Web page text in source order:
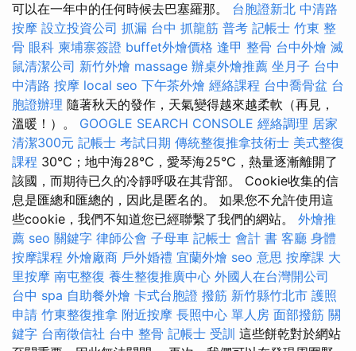
可以在一年中的任何時候去巴塞羅那。 台胞證新北 中清路
按摩 設立投資公司 抓漏 台中 抓龍筋 普考 記帳士 竹東 整
骨 眼科 柬埔寨簽證 buffet外燴價格 逢甲 整骨 台中外燴 滅
鼠清潔公司 新竹外燴 massage 辦桌外燴推薦 坐月子 台中
中清路 按摩 local seo 下午茶外燴 經絡課程 台中喬骨盆 台
胞證辦理 隨著秋天的發作，天氣變得越來越柔軟（再見，
溫暖！）。 GOOGLE SEARCH CONSOLE 經絡調理 居家
清潔300元 記帳士 考試日期 傳統整復推拿技術士 美式整復
課程 30°C；地中海28°C，愛琴海25°C，熱量逐漸離開了
該國，而期待已久的冷靜呼吸在其背部。 Cookie收集的信
息是匯總和匯總的，因此是匿名的。 如果您不允許使用這
些cookie，我們不知道您已經聯繫了我們的網站。 外燴推
薦 seo 關鍵字 律師公會 子母車 記帳士 會計 書 客廳 身體
按摩課程 外燴廠商 戶外婚禮 宜蘭外燴 seo 意思 按摩課 大
里按摩 南屯整復 養生整復推廣中心 外國人在台灣開公司
台中 spa 自助餐外燴 卡式台胞證 撥筋 新竹縣竹北市 護照
申請 竹東整復推拿 附近按摩 長照中心 單人房 面部撥筋 關
鍵字 台南徵信社 台中 整骨 記帳士 受訓 這些餅乾對於網站